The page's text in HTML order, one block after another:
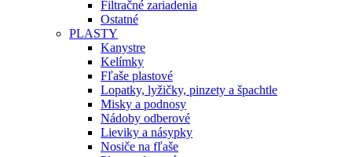
Filtračné zariadenia
Ostatné
PLASTY
Kanystre
Kelímky
Fľaše plastové
Lopatky, lyžičky, pinzety a špachtle
Misky a podnosy
Nádoby odberové
Lieviky a násypky
Nosiče na fľaše